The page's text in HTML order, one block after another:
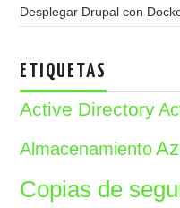
Desplegar Drupal con
ETIQUETAS
Active Directory
Almacenamiento
Copias de